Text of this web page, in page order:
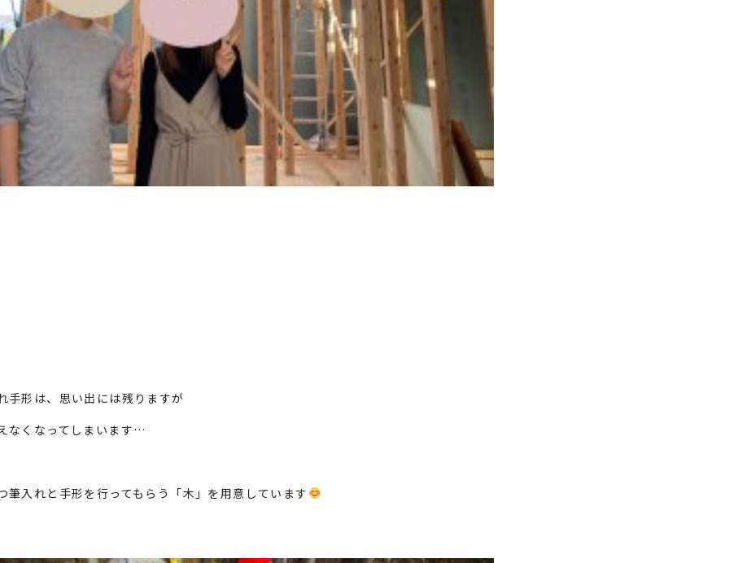
手形は、思い出には残りますが
なくなってしまいます…
筆入れと手形を行ってもらう「木」を用意しています